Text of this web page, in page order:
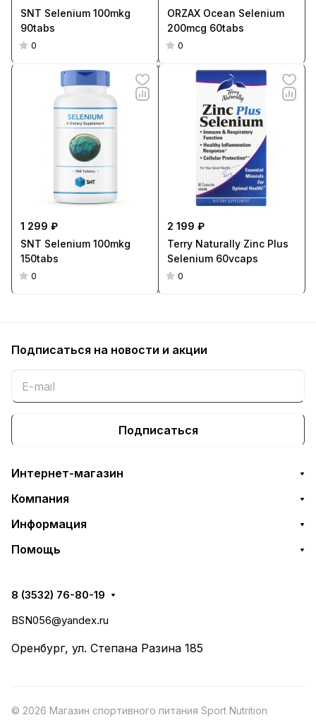
SNT Selenium 100mkg
90tabs
0
ORZAX Ocean Selenium
200mcg 60tabs
0
1 299 ₽
SNT Selenium 100mkg
150tabs
0
2 199 ₽
Terry Naturally Zinc Plus
Selenium 60vcaps
0
Подписаться на новости и акции
Подписаться
Интернет-магазин
Компания
Информация
Помощь
8 (3532) 76-80-19
BSN056@yandex.ru
Оренбург, ул. Степана Разина 185
© 2026 Магазин спортивного питания Sport Nutrition